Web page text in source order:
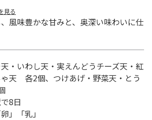
見る
風味豊かな甘みと、奥深い味わいに仕
・いわし天・実えんどうチーズ天・紅
天 各2個、つけあげ・野菜天・とう
8日
」「乳」